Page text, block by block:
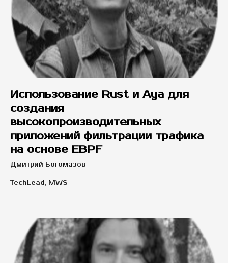
Использование Rust и Aya для
создания
высокопроизводительных
приложений фильтрации трафика
на основе EBPF
Дмитрий Богомазов
TechLead, MWS